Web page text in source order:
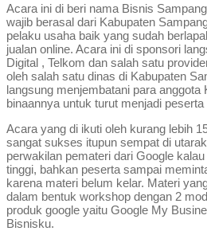
Acara ini di beri nama Bisnis
wajib berasal dari Kabupaten
pelaku usaha baik yang sudah
jualan online. Acara ini di sponsori
Digital , Telkom dan salah satu
oleh salah satu dinas di Kabupaten
langsung menjembatani para anggota
binaannya untuk turut menjadi peserta
Acara yang di ikuti oleh kurang lebih
sangat sukses itupun sempat di
perwakilan pemateri dari Google
tinggi, bahkan peserta sampai
karena materi belum kelar. Materi
dalam bentuk workshop dengan 2
produk google yaitu Google My
Bisnisku.